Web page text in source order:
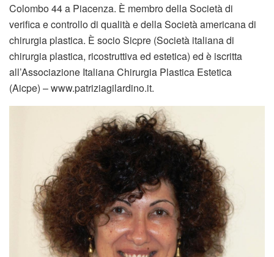
Colombo 44 a Piacenza. È membro della Società di
verifica e controllo di qualità e della Società americana di
chirurgia plastica. È socio Sicpre (Società italiana di
chirurgia plastica, ricostruttiva ed estetica) ed è iscritta
all’Associazione Italiana Chirurgia Plastica Estetica
(Aicpe) – www.patriziagilardino.it.